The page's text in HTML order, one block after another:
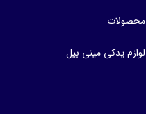
محصولات
لوازم یدکی مینی بیل